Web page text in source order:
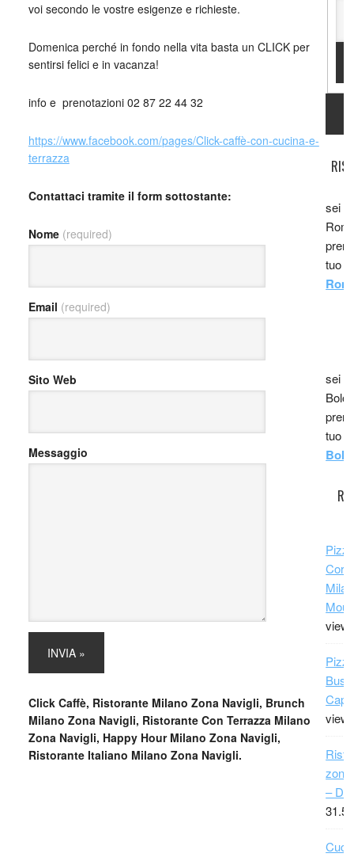
voi secondo le vostre esigenze e richieste.
Domenica perché in fondo nella vita basta un CLICK per
sentirsi felici e in vacanza!
info e prenotazioni 02 87 22 44 32
https://www.facebook.com/pages/Click-caffè-con-cucina-e-
terrazza
Contattaci tramite il form sottostante:
Nome (required)
Email (required)
Sito Web
Messaggio
Click Caffè, Ristorante Milano Zona Navigli, Brunch
Milano Zona Navigli, Ristorante Con Terrazza Milano
Zona Navigli, Happy Hour Milano Zona Navigli,
Ristorante Italiano Milano Zona Navigli.
sei
tuo
sei
tuo
Capri
zona
– Da